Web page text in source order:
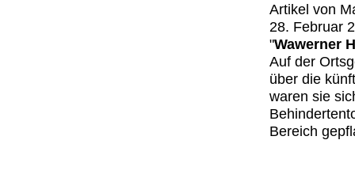
Artikel von
28. Februar
"Wawerner
Auf der
über die
waren sie
Bereich